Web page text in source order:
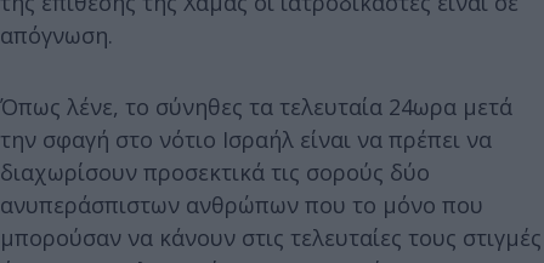
απόγνωση.
Όπως λένε, το σύνηθες τα τελευταία 24ωρα μετά
την σφαγή στο νότιο Ισραήλ είναι να πρέπει να
διαχωρίσουν προσεκτικά τις σορούς δύο
ανυπεράσπιστων ανθρώπων που το μόνο που
μπορούσαν να κάνουν στις τελευταίες τους στιγμές